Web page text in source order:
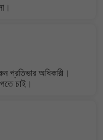
প্রতিভার অধিকারী।
চাই।